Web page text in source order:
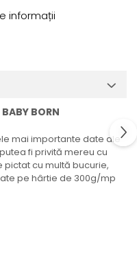
informații
BORN
mai importante date ale
fi privită mereu cu
cu multă bucurie,
pe hârtie de 300g/mp